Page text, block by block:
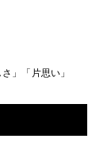
」「片思い」